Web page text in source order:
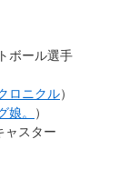
ボール選手
ロニクル）
娘。
）
ャスター